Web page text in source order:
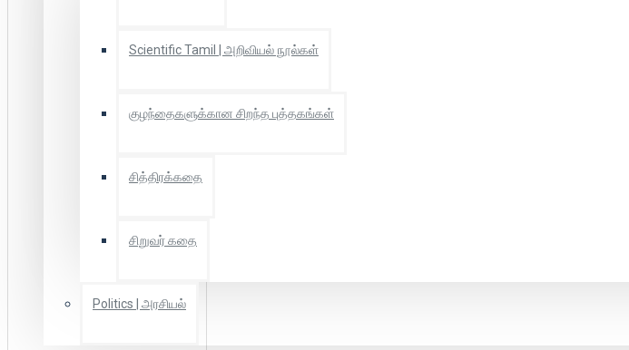
Scientific Tamil | அறிவியல் நூல்கள்
குழந்தைகளுக்கான சிறந்த புத்தகங்கள்
சித்திரக்கதை
சிறுவர் கதை
Politics | அரசியல்